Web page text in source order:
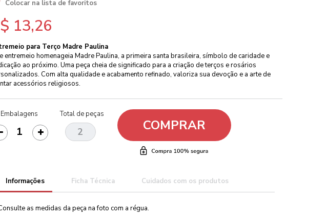
Colocar na lista de favoritos
13,26
para Terço Madre Paulina
entremeio homenageia Madre Paulina, a primeira santa brasileira, símbolo de caridade e
ao próximo. Uma peça cheia de significado para a criação de terços e rosários
Com alta qualidade e acabamento refinado, valoriza sua devoção e a arte de
acessórios religiosos.
Embalagens Total de peças
COMPRAR
Informações Ficha Técnica Cuidados com os produtos
as medidas da peça na foto com a régua.